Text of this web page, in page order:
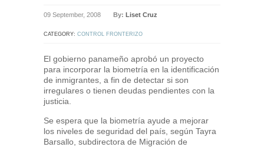
09 September, 2008 By: Liset Cruz
CATEGORY: CONTROL FRONTERIZO
El gobierno panameño aprobó un proyecto
para incorporar la biometría en la identificación
de inmigrantes, a fin de detectar si son
irregulares o tienen deudas pendientes con la
justicia.
Se espera que la biometría ayude a mejorar
los niveles de seguridad del país, según Tayra
Barsallo, subdirectora de Migración de